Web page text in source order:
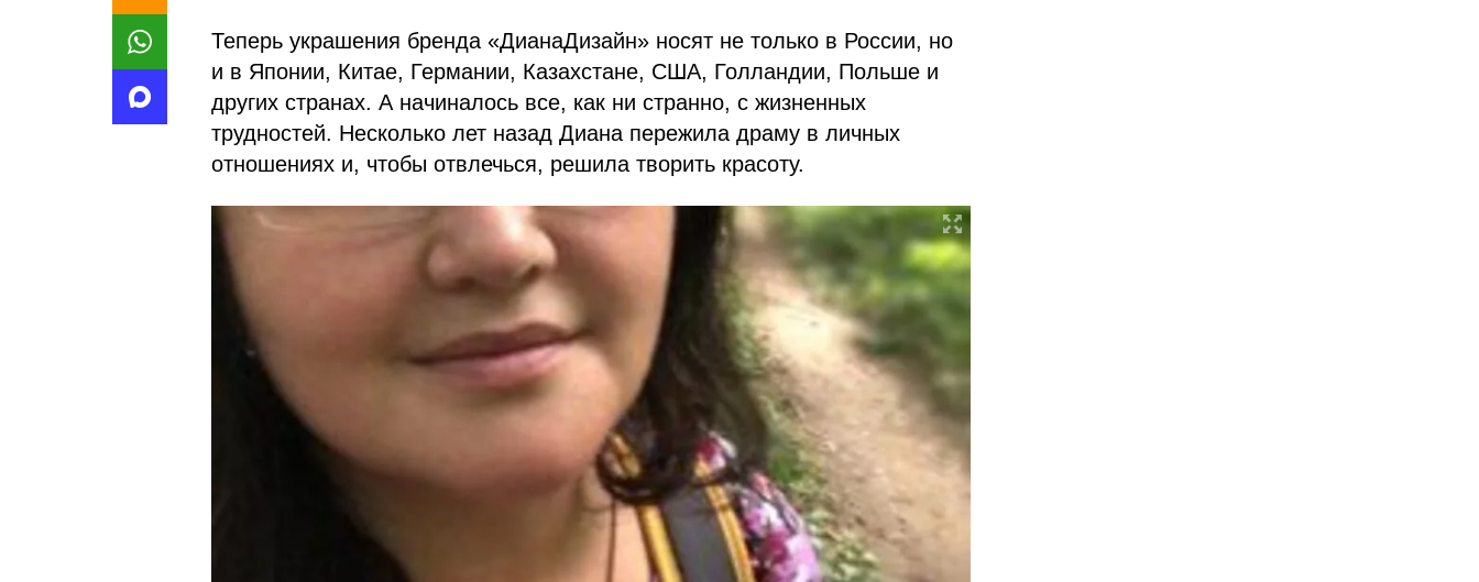
Теперь украшения бренда «ДианаДизайн» носят не только в России, но
и в Японии, Китае, Германии, Казахстане, США, Голландии, Польше и
других странах. А начиналось все, как ни странно, с жизненных
трудностей. Несколько лет назад Диана пережила драму в личных
отношениях и, чтобы отвлечься, решила творить красоту.